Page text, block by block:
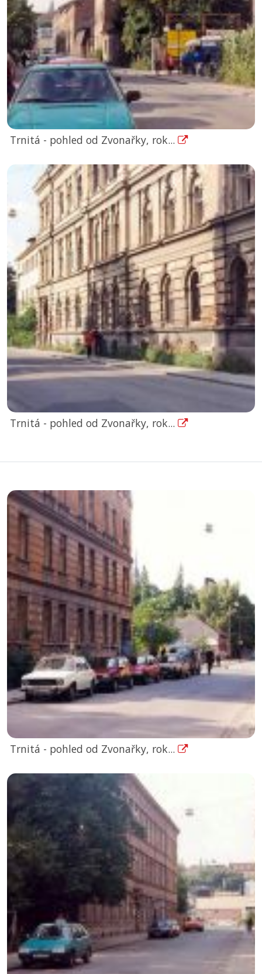
Trnitá - pohled od Zvonařky, rok...
Trnitá - pohled od Zvonařky, rok...
Trnitá - pohled od Zvonařky, rok...